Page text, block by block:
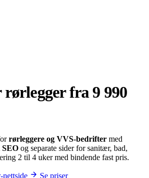
rørlegger fra9 990
rørleggere og VVS-bedrifter med
SEO og separate sider for sanitær, bad,
2 til 4 uker med bindende fast pris.
nettside Se priser